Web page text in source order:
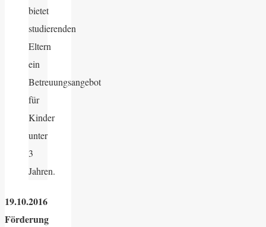
bietet
studierenden
Eltern
ein
Betreuungsangebot
für
Kinder
unter
3
Jahren.
19.10.2016
Förderung